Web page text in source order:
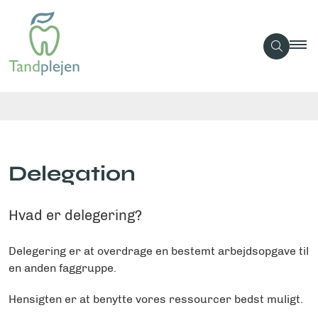
Delegation
Hvad er delegering?
Delegering er at overdrage en bestemt arbejdsopgave til
en anden faggruppe.
Hensigten er at benytte vores ressourcer bedst muligt.